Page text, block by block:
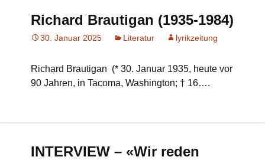
Richard Brautigan (1935-1984)
30. Januar 2025 Literatur lyrikzeitung
Richard Brautigan (* 30. Januar 1935, heute vor
90 Jahren, in Tacoma, Washington; † 16….
INTERVIEW – «Wir reden